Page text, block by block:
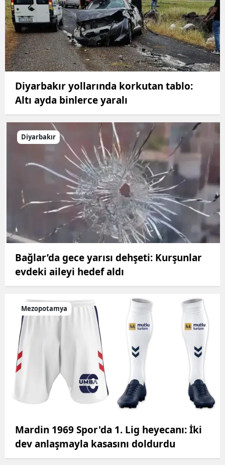
Diyarbakır yollarında korkutan tablo:
Altı ayda binlerce yaralı
Diyarbakır
Bağlar’da gece yarısı dehşeti: Kurşunlar
evdeki aileyi hedef aldı
Mezopotamya
Mardin 1969 Spor'da 1. Lig heyecanı: İki
dev anlaşmayla kasasını doldurdu